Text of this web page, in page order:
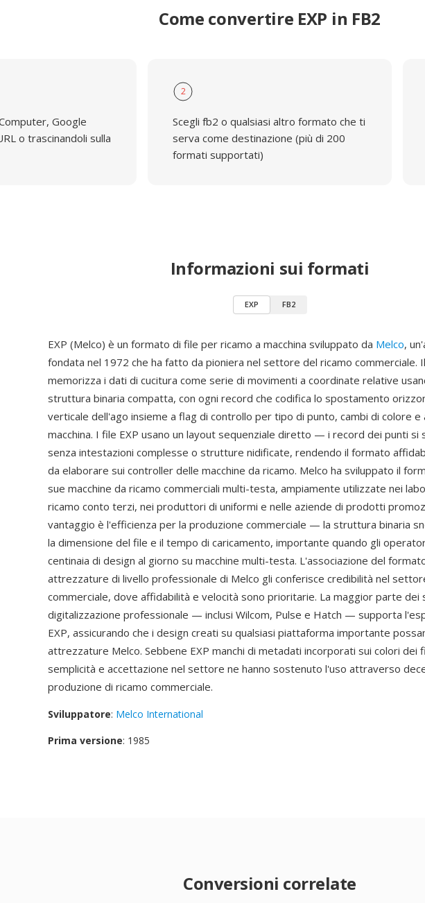
Come convertire EXP in FB2
Google
o trascinandoli sulla
2
Scegli fb2 o qualsiasi altro formato che ti
serva come destinazione (più di 200
formati supportati)
Informazioni sui formati
EXP FB2
EXP (Melco) è un formato di file per ricamo a macchina sviluppato da Melco,
fondata nel 1972 che ha fatto da pioniera nel settore del ricamo commerciale.
memorizza i dati di cucitura come serie di movimenti a coordinate relative
struttura binaria compatta, con ogni record che codifica lo spostamento
verticale dell'ago insieme a flag di controllo per tipo di punto, cambi di colore
macchina. I file EXP usano un layout sequenziale diretto — i record dei punti si
senza intestazioni complesse o strutture nidificate, rendendo il formato
da elaborare sui controller delle macchine da ricamo. Melco ha sviluppato il
sue macchine da ricamo commerciali multi-testa, ampiamente utilizzate nei
ricamo conto terzi, nei produttori di uniformi e nelle aziende di prodotti
vantaggio è l'efficienza per la produzione commerciale — la struttura binaria
la dimensione del file e il tempo di caricamento, importante quando gli
centinaia di design al giorno su macchine multi-testa. L'associazione del
attrezzature di livello professionale di Melco gli conferisce credibilità nel
commerciale, dove affidabilità e velocità sono prioritarie. La maggior parte dei
digitalizzazione professionale — inclusi Wilcom, Pulse e Hatch — supporta
EXP, assicurando che i design creati su qualsiasi piattaforma importante
attrezzature Melco. Sebbene EXP manchi di metadati incorporati sui colori dei
semplicità e accettazione nel settore ne hanno sostenuto l'uso attraverso
produzione di ricamo commerciale.
Sviluppatore: Melco International
Prima versione: 1985
Conversioni correlate